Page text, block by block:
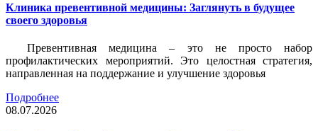
Клиника превентивной медицины: Заглянуть в будущее
своего здоровья
Превентивная медицина – это не просто набор
профилактических мероприятий. Это целостная стратегия,
направленная на поддержание и улучшение здоровья
Подробнее
08.07.2026